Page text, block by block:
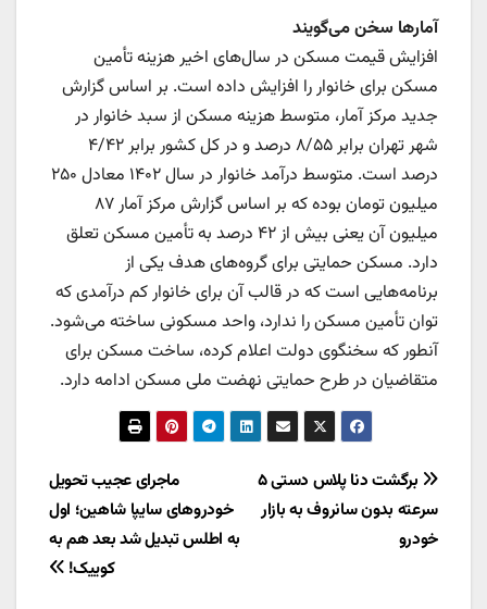
آمارها سخن می‌گویند
افزایش قیمت مسکن در سال‌های اخیر هزینه تأمین
مسکن برای خانوار را افزایش داده است. بر اساس گزارش
جدید مرکز آمار، متوسط هزینه مسکن از سبد خانوار در
شهر تهران برابر ۸/۵۵ درصد و در کل کشور برابر ۴/۴۲
درصد است. متوسط درآمد خانوار در سال ۱۴۰۲ معادل ۲۵۰
میلیون تومان بوده که بر اساس گزارش مرکز آمار ۸۷
میلیون آن یعنی بیش از ۴۲ درصد به تأمین مسکن تعلق
دارد. مسکن حمایتی برای گروه‌های هدف یکی از
برنامه‌هایی است که در قالب آن برای خانوار کم درآمدی که
توان تأمین مسکن را ندارد، واحد مسکونی ساخته می‌شود.
آنطور که سخنگوی دولت اعلام کرده، ساخت مسکن برای
متقاضیان در طرح حمایتی نهضت ملی مسکن ادامه دارد.
راهبری
نوشته
ماجرای عجیب تحویل
خودروهای سایپا شاهین؛ اول
به اطلس تبدیل شد بعد هم به
کوییک!
برگشت دنا پلاس دستی ۵
سرعته بدون سانروف به بازار
خودرو